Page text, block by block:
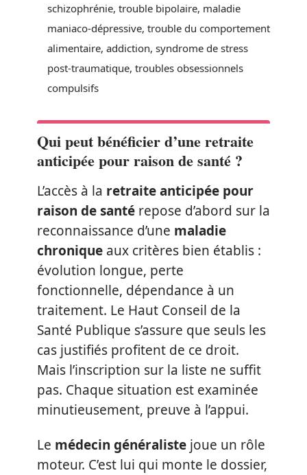
schizophrénie, trouble bipolaire, maladie
maniaco-dépressive, trouble du comportement
alimentaire, addiction, syndrome de stress
post-traumatique, troubles obsessionnels
compulsifs
Qui peut bénéficier d’une retraite
anticipée pour raison de santé ?
L’accès à la retraite anticipée pour
raison de santé repose d’abord sur la
reconnaissance d’une maladie
chronique aux critères bien établis :
évolution longue, perte
fonctionnelle, dépendance à un
traitement. Le Haut Conseil de la
Santé Publique s’assure que seuls les
cas justifiés profitent de ce droit.
Mais l’inscription sur la liste ne suffit
pas. Chaque situation est examinée
minutieusement, preuve à l’appui.
Le médecin généraliste joue un rôle
moteur. C’est lui qui monte le dossier,